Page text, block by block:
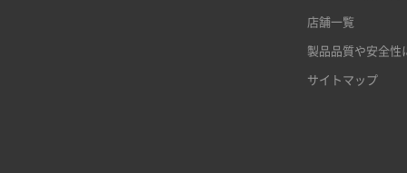
店舗一覧
製品品質や安全性
サイトマップ